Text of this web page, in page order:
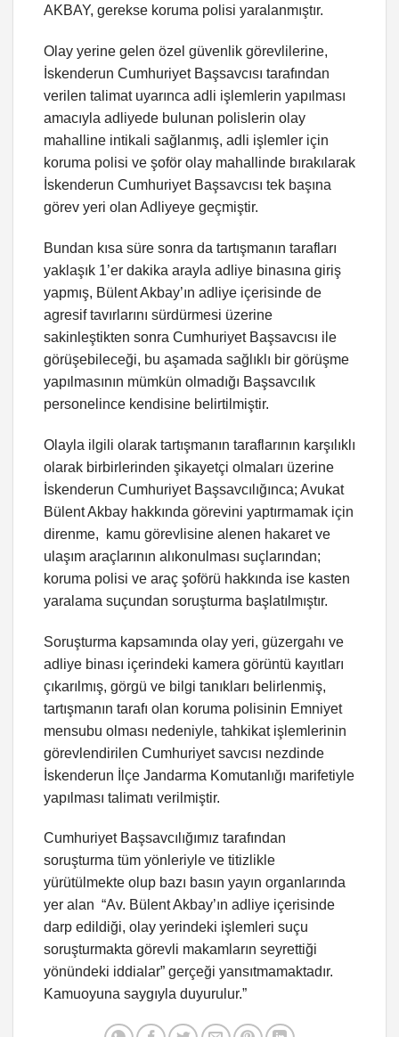
AKBAY, gerekse koruma polisi yaralanmıştır.
Olay yerine gelen özel güvenlik görevlilerine,
İskenderun Cumhuriyet Başsavcısı tarafından
verilen talimat uyarınca adli işlemlerin yapılması
amacıyla adliyede bulunan polislerin olay
mahalline intikali sağlanmış, adli işlemler için
koruma polisi ve şoför olay mahallinde bırakılarak
İskenderun Cumhuriyet Başsavcısı tek başına
görev yeri olan Adliyeye geçmiştir.
Bundan kısa süre sonra da tartışmanın tarafları
yaklaşık 1’er dakika arayla adliye binasına giriş
yapmış, Bülent Akbay’ın adliye içerisinde de
agresif tavırlarını sürdürmesi üzerine
sakinleştikten sonra Cumhuriyet Başsavcısı ile
görüşebileceği, bu aşamada sağlıklı bir görüşme
yapılmasının mümkün olmadığı Başsavcılık
personelince kendisine belirtilmiştir.
Olayla ilgili olarak tartışmanın taraflarının karşılıklı
olarak birbirlerinden şikayetçi olmaları üzerine
İskenderun Cumhuriyet Başsavcılığınca; Avukat
Bülent Akbay hakkında görevini yaptırmamak için
direnme, kamu görevlisine alenen hakaret ve
ulaşım araçlarının alıkonulması suçlarından;
koruma polisi ve araç şoförü hakkında ise kasten
yaralama suçundan soruşturma başlatılmıştır.
Soruşturma kapsamında olay yeri, güzergahı ve
adliye binası içerindeki kamera görüntü kayıtları
çıkarılmış, görgü ve bilgi tanıkları belirlenmiş,
tartışmanın tarafı olan koruma polisinin Emniyet
mensubu olması nedeniyle, tahkikat işlemlerinin
görevlendirilen Cumhuriyet savcısı nezdinde
İskenderun İlçe Jandarma Komutanlığı marifetiyle
yapılması talimatı verilmiştir.
Cumhuriyet Başsavcılığımız tarafından
soruşturma tüm yönleriyle ve titizlikle
yürütülmekte olup bazı basın yayın organlarında
yer alan “Av. Bülent Akbay’ın adliye içerisinde
darp edildiği, olay yerindeki işlemleri suçu
soruşturmakta görevli makamların seyrettiği
yönündeki iddialar” gerçeği yansıtmamaktadır.
Kamuoyuna saygıyla duyurulur.”